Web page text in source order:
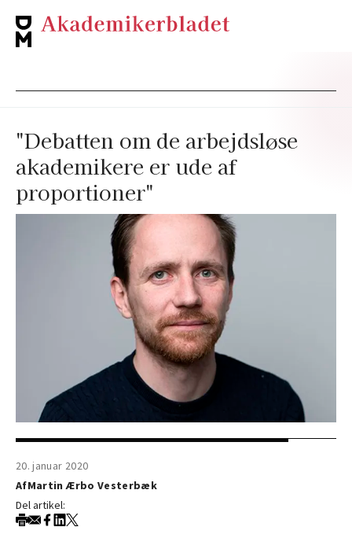
"Debatten om de arbejdsløse
akademikere er ude af
proportioner"
20. januar 2020
AfMartin Ærbo Vesterbæk
Del artikel: